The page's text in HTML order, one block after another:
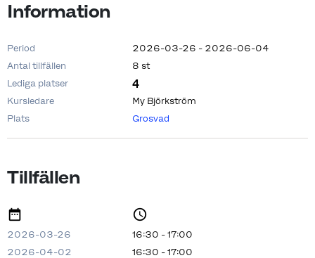
Information
Period
2026-03-26 - 2026-06-04
Antal tillfällen
8 st
Lediga platser
4
Kursledare
My Björkström
Plats
Grosvad
Tillfällen
2026-03-26
16:30 - 17:00
2026-04-02
16:30 - 17:00